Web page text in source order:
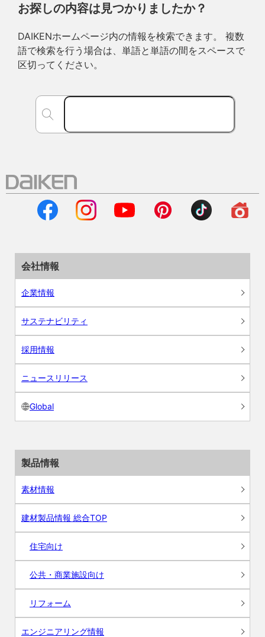
お探しの内容は見つかりましたか？
DAIKENホームページ内の情報を検索できます。 複数
語で検索を行う場合は、単語と単語の間をスペースで
区切ってください。
会社情報
企業情報
サステナビリティ
採用情報
ニュースリリース
Global
製品情報
素材情報
建材製品情報 総合TOP
住宅向け
公共・商業施設向け
リフォーム
エンジニアリング情報